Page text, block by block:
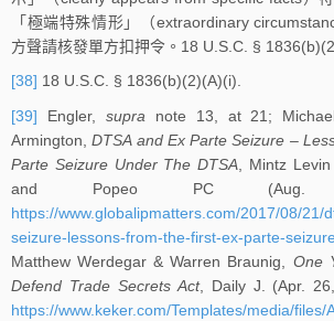
「極端特殊情形」（extraordinary
方聲請核發單方扣押令。18 U.S.C. §
[38] 18 U.S.C. § 1836(b)(2)(A)(i).
[39] Engler, supra note 13, at 21;
Armington,DTSA and Ex Parte Seizure –
Parte Seizure Under The DTSA , Mintz
and Popeo PC (Aug.
https://www.globalipmatters.com/2017/08/21/
seizure-lessons-from-the-first-ex-parte-
Matthew Werdegar & Warren Braunig, One
Defend Trade Secrets Act, Daily J. (Apr.
https://www.keker.com/Templates/media/files/